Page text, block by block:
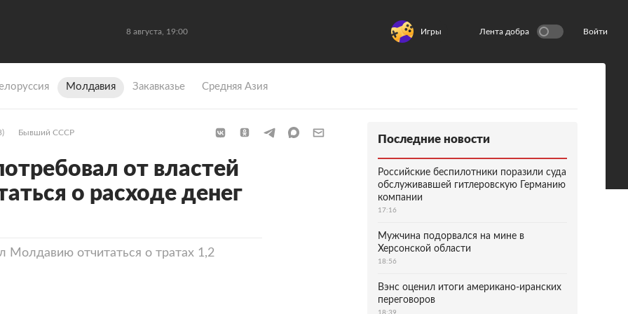
8 августа, 19:00 Игры Лента добра Войти
Молдавия Закавказье Средняя Азия
Бывший СССР
от властей
о расходе денег
отчитаться о тратах 1,2
Последние новости
Российские беспилотники поразили суда
обслуживавшей гитлеровскую Германию
компании
17:16
Мужчина подорвался на мине в
Херсонской области
18:56
Вэнс оценил итоги американо-иранских
переговоров
18:39